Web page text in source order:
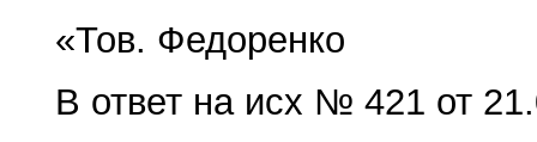
«Тов. Федоренко
В ответ на исх № 421 от